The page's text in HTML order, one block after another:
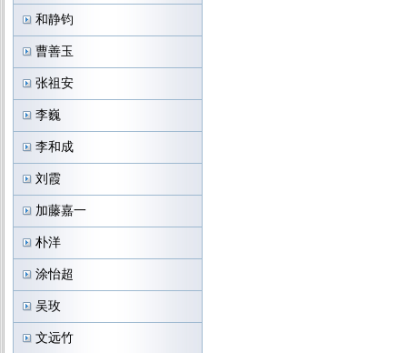
和静钧
曹善玉
张祖安
李巍
李和成
刘霞
加藤嘉一
朴洋
涂怡超
吴玫
文远竹